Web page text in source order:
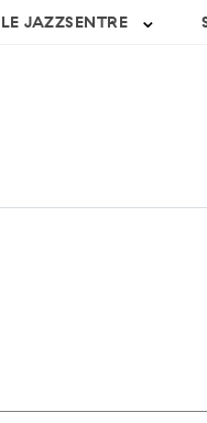
JAZZSENTRE